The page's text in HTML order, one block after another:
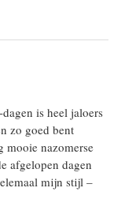
is heel jaloers
zo goed bent
mooie nazomerse
afgelopen dagen
mijn stijl –